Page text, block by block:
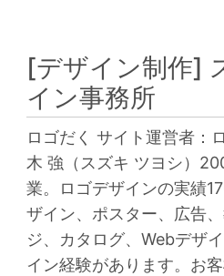
[デザイン制作]
イン事務所
ロゴだく サイト運営者：
木 強（スズキ ツヨシ）
業。ロゴデザインの実績
ザイン、ポスター、広告
ジ、カタログ、Webデザ
イン経験があります。お